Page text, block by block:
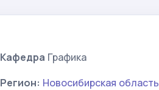
Кафедра Графика
Регион: Новосибирская область